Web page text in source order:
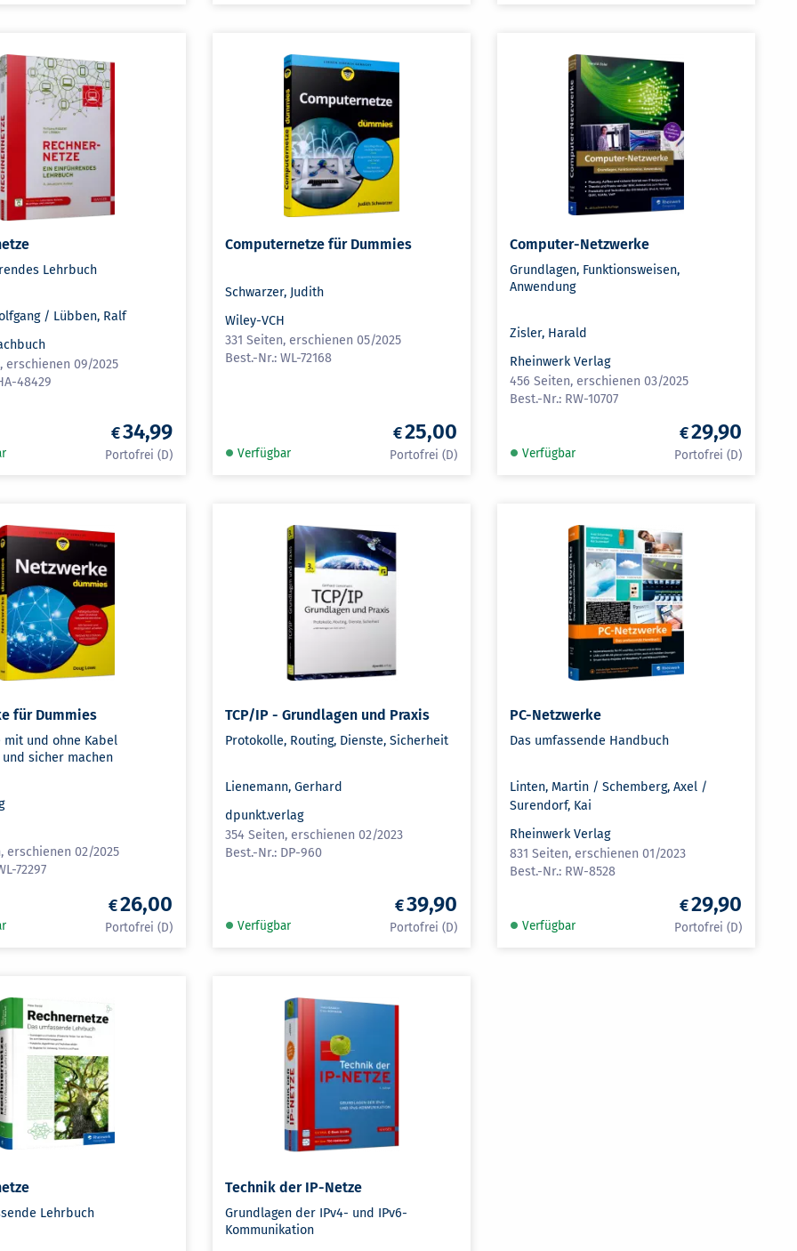
Lehrbuch
/ Lübben, Ralf
erschienen 09/2025
48429
34,99
Computernetze für Dummies
Schwarzer, Judith
Wiley-VCH
331 Seiten, erschienen 05/2025
WL-72168
Verfügbar
25,00
Computer-Netzwerke
Grundlagen, Funktionsweisen,
Anwendung
Zisler, Harald
Rheinwerk Verlag
456 Seiten, erschienen 03/2025
RW-10707
Verfügbar
29,90
für Dummies
mit und ohne Kabel
sicher machen
erschienen 02/2025
72297
26,00
TCP/IP - Grundlagen und Praxis
Protokolle, Routing, Dienste, Sicherheit
Lienemann, Gerhard
dpunkt.verlag
354 Seiten, erschienen 02/2023
DP-960
Verfügbar
39,90
PC-Netzwerke
Das umfassende Handbuch
Linten, Martin / Schemberg, Axel /
Surendorf, Kai
Rheinwerk Verlag
831 Seiten, erschienen 01/2023
RW-8528
Verfügbar
29,90
Lehrbuch
Technik der IP-Netze
Grundlagen der IPv4- und IPv6-
Kommunikation